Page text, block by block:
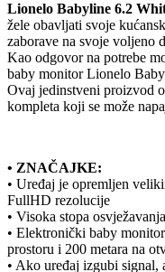
Lionelo Babyline 6.2
žele obavljati svoje
zaborave na svoje voljeno
Kao odgovor na potrebe
baby monitor Lionelo
Ovaj jedinstveni proizvod
kompleta koji se može
• ZNAČAJKE:
• Uređaj je opremljen
FullHD rezolucije
• Visoka stopa
• Elektronički baby
prostoru i 200 metara na
• Ako uređaj izgubi signal,